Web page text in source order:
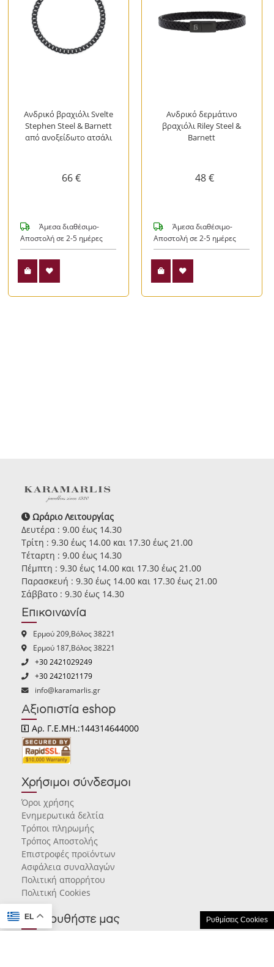
EL Ρυθμίσεις Cookies
Ανδρικό βραχιόλι Svelte
Stephen Steel & Barnett
από ανοξείδωτο ατσάλι
66 €
Άμεσα διαθέσιμο-
Αποστολή σε 2-5 ημέρες
Ανδρικό δερμάτινο
βραχιόλι Riley Steel &
Barnett
48 €
Άμεσα διαθέσιμο-
Αποστολή σε 2-5 ημέρες
Ωράριο Λειτουργίας
Δευτέρα : 9.00 έως 14.30
Τρίτη : 9.30 έως 14.00 και 17.30 έως 21.00
Τέταρτη : 9.00 έως 14.30
Πέμπτη : 9.30 έως 14.00 και 17.30 έως 21.00
Παρασκευή : 9.30 έως 14.00 και 17.30 έως 21.00
Σάββατο : 9.30 έως 14.30
Επικοινωνία
Ερμού 209,Βόλος 38221
Ερμού 187,Βόλος 38221
+30 2421029249
+30 2421021179
info@karamarlis.gr
Αξιοπιστία eshop
Αρ. Γ.Ε.ΜΗ.:144314644000
Χρήσιμοι σύνδεσμοι
Όροι χρήσης
Ενημερωτικά δελτία
Τρόποι πληρωμής
Τρόπος Αποστολής
Επιστροφές προϊόντων
Ασφάλεια συναλλαγών
Πολιτική απορρήτου
Πολιτική Cookies
Ακολουθήστε μας